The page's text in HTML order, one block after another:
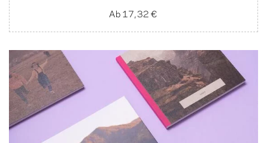
Ab17,32 €